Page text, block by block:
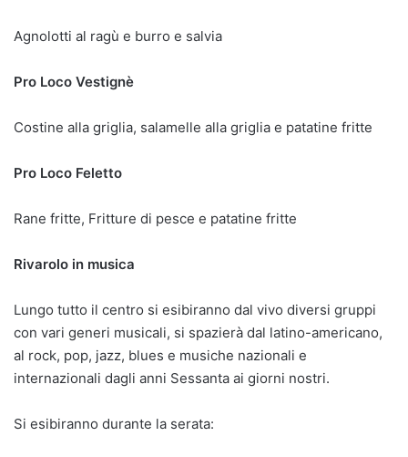
Agnolotti al ragù e burro e salvia
Pro Loco Vestignè
Costine alla griglia, salamelle alla griglia e patatine fritte
Pro Loco Feletto
Rane fritte, Fritture di pesce e patatine fritte
Rivarolo in musica
Lungo tutto il centro si esibiranno dal vivo diversi gruppi
con vari generi musicali, si spazierà dal latino-americano,
al rock, pop, jazz, blues e musiche nazionali e
internazionali dagli anni Sessanta ai giorni nostri.
Si esibiranno durante la serata: